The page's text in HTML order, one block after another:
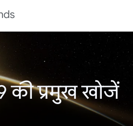
की प्रमुख खोजें